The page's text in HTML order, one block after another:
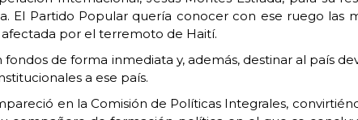
El Partido Popular quería conocer con ese ruego las
por el terremoto de Haití.
de forma inmediata y, además, destinar al país
a ese país.
en la Comisión de Políticas Integrales,